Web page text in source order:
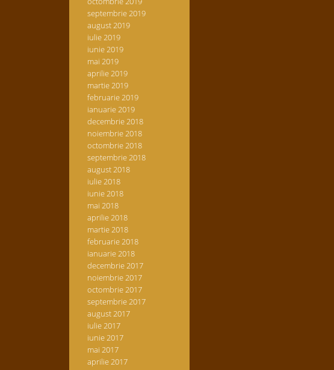
septembrie 2019
august 2019
iulie 2019
iunie 2019
mai 2019
aprilie 2019
martie 2019
februarie 2019
ianuarie 2019
decembrie 2018
noiembrie 2018
octombrie 2018
septembrie 2018
august 2018
iulie 2018
iunie 2018
mai 2018
aprilie 2018
martie 2018
februarie 2018
ianuarie 2018
decembrie 2017
noiembrie 2017
octombrie 2017
septembrie 2017
august 2017
iulie 2017
iunie 2017
mai 2017
aprilie 2017